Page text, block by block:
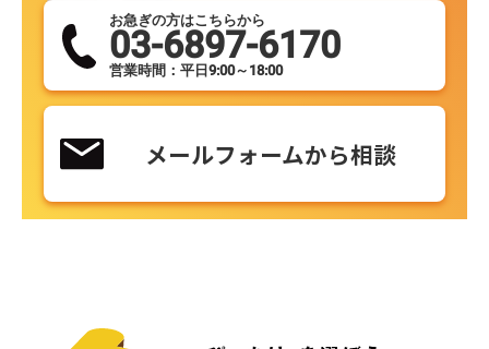
お急ぎの方はこちらから
03-6897-6170
営業時間：平日9:00～18:00
メールフォームから相談